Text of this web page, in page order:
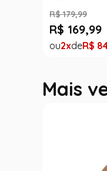
R$ 159,99
R$ 39,99
1 R$ 39,
Mais